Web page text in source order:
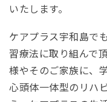
いたします。
ケアプラス宇和島で
習療法に取り組んで
様やそのご家族に、
心頭体一体型のリハ